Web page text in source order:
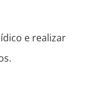
e realizar